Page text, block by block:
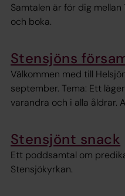
Samtalen är för dig
och boka.
Stensjöns
Välkommen med till
september. Tema: Ett
varandra och i alla åldrar.
Stensjönt snack
Ett poddsamtal om
Stensjökyrkan.